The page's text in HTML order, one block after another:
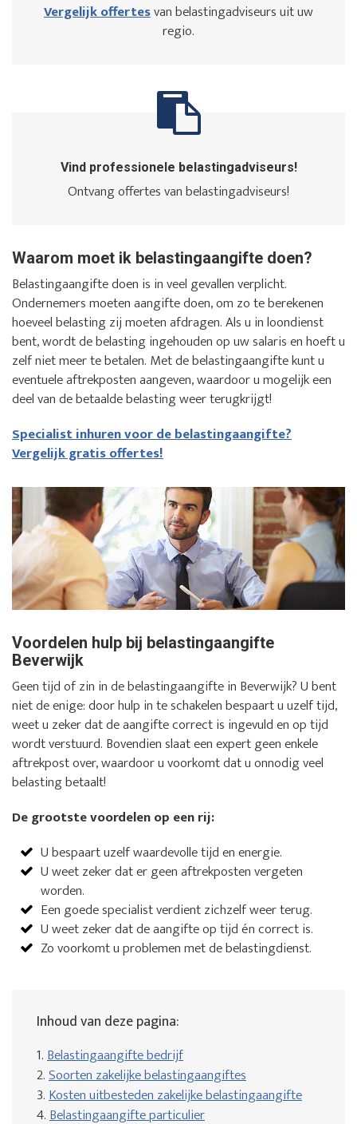
Vergelijk offertesvan belastingadviseurs uit uw
regio.
Vind professionele belastingadviseurs!
Ontvang offertes van belastingadviseurs!
Waarom moet ik belastingaangifte doen?
Belastingaangifte doen is in veel gevallen verplicht.
Ondernemers moeten aangifte doen, om zo te berekenen
hoeveel belasting zij moeten afdragen. Als u in loondienst
bent, wordt de belasting ingehouden op uw salaris en hoeft u
zelf niet meer te betalen. Met de belastingaangifte kunt u
eventuele aftrekposten aangeven, waardoor u mogelijk een
deel van de betaalde belasting weer terugkrijgt!
Specialist inhuren voor de belastingaangifte?
Vergelijk gratis offertes!
Voordelen hulp bij belastingaangifte
Beverwijk
Geen tijd of zin in de belastingaangifte in Beverwijk? U bent
niet de enige: door hulp in te schakelen bespaart u uzelf tijd,
weet u zeker dat de aangifte correct is ingevuld en op tijd
wordt verstuurd. Bovendien slaat een expert geen enkele
aftrekpost over, waardoor u voorkomt dat u onnodig veel
belasting betaalt!
De grootste voordelen op een rij:
U bespaart uzelf waardevolle tijd en energie.
U weet zeker dat er geen aftrekposten vergeten
worden.
Een goede specialist verdient zichzelf weer terug.
U weet zeker dat de aangifte op tijd én correct is.
Zo voorkomt u problemen met de belastingdienst.
Inhoud van deze pagina:
1.Belastingaangifte bedrijf
2.Soorten zakelijke belastingaangiftes
3.Kosten uitbesteden zakelijke belastingaangifte
4.Belastingaangifte particulier